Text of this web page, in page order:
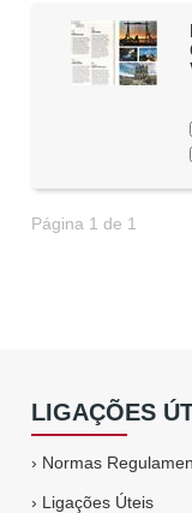
Página 1 de 1
LIGAÇÕES
› Normas
› Ligações Úteis